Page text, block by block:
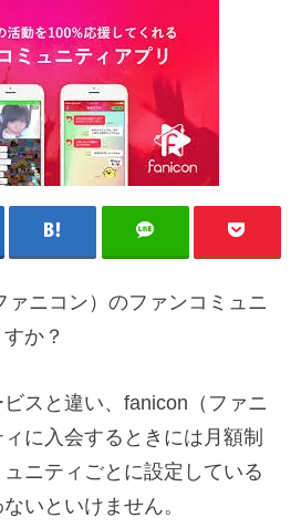
ァニコン）のファンコミュニ
か？
スと違い、fanicon（ファニ
に入会するときには月額制
ニティごとに設定している
いといけません。